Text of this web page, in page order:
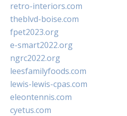
retro-interiors.com
theblvd-boise.com
fpet2023.org
e-smart2022.org
ngrc2022.org
leesfamilyfoods.com
lewis-lewis-cpas.com
eleontennis.com
cyetus.com